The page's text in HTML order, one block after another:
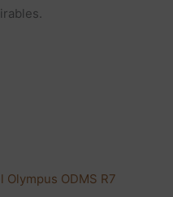
Olympus ODMS R7